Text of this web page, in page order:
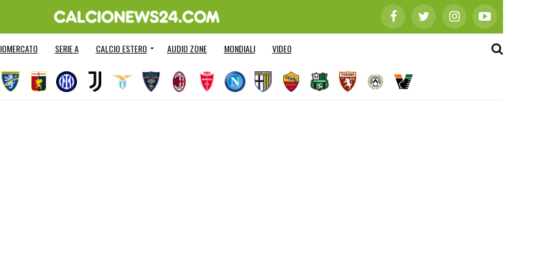
SERIE A CALCIO ESTERO AUDIO ZONE MONDIALI VIDEO